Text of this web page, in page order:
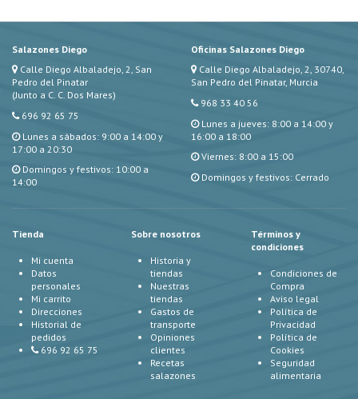
Salazones Diego
Calle Diego Albaladejo, 2, San
Pedro del Pinatar
(Junto a C. C. Dos Mares)
696 92 65 75
Lunes a sábados: 9:00 a 14:00 y
17:00 a 20:30
Domingos y festivos: 10:00 a
14:00
Oficinas Salazones Diego
Calle Diego Albaladejo, 2, 30740,
San Pedro del Pinatar, Murcia
968 33 40 56
Lunes a jueves: 8:00 a 14:00 y
16:00 a 18:00
Viernes: 8:00 a 15:00
Domingos y festivos: Cerrado
Tienda
Mi cuenta
Datos
personales
Mi carrito
Direcciones
Historial de
pedidos
696 92 65 75
Sobre nosotros
Historia y
tiendas
Nuestras
tiendas
Gastos de
transporte
Opiniones
clientes
Recetas
salazones
Términos y
condiciones
Condiciones de
Compra
Aviso legal
Política de
Privacidad
Política de
Cookies
Seguridad
alimentaria